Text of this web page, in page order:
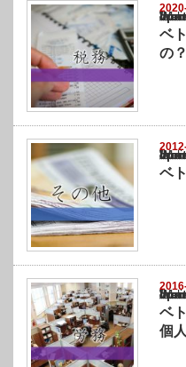
:/home/
on
ベ
の？
:/home/
on
ベ
:/home/
on
ベ
個